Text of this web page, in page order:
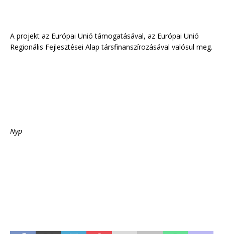
A projekt az Európai Unió támogatásával, az Európai Unió
Regionális Fejlesztései Alap társfinanszírozásával valósul meg.
Nyp